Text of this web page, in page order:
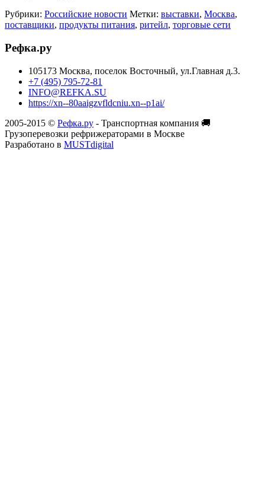
Рубрики: Российские новости Метки: выставки, Москва,
поставщики, продукты питания, ритейл, торговые сети
Рефка.ру
105173 Москва, поселок Восточный, ул.Главная д.3.
+7 (495) 795-72-81
INFO@REFKA.SU
https://xn--80aaigzvfldcniu.xn--p1ai/
2005-2015 © Рефка.ру - Транспортная компания 🚚
Грузоперевозки рефрижераторами в Москве
Разработано в MUSTdigital